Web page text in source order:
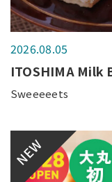
2026.08.05
ITOSHIMA Milk
Sweeeeets
NEW